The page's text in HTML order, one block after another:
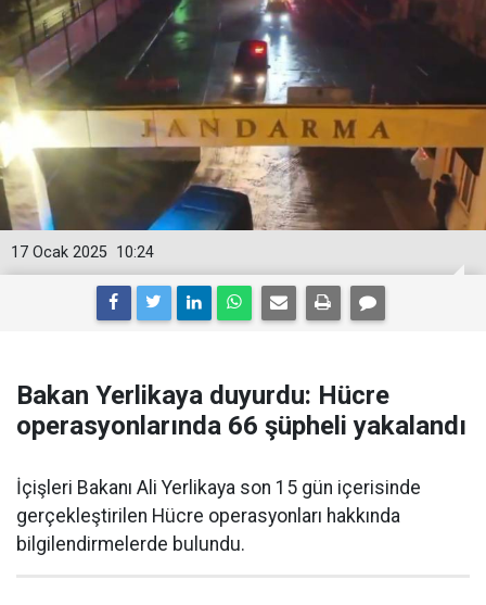
10:24
17 Ocak 2025
Bakan Yerlikaya duyurdu: Hücre
operasyonlarında 66 şüpheli yakalandı
İçişleri Bakanı Ali Yerlikaya son 15 gün içerisinde
gerçekleştirilen Hücre operasyonları hakkında
bilgilendirmelerde bulundu.